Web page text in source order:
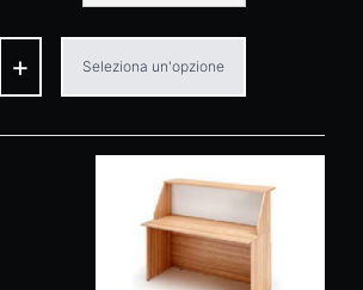
+ Seleziona un'opzione